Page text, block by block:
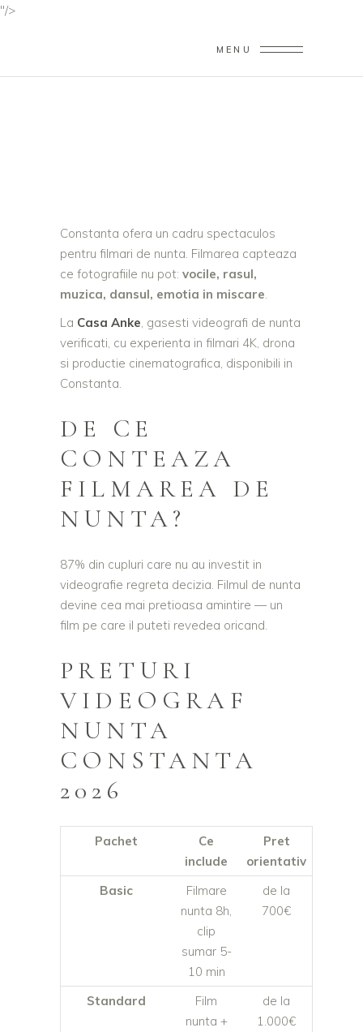
"/>
MENU
CONSTANTA —
Constanta ofera un cadru spectaculos
pentru filmari de nunta. Filmarea capteaza
ce fotografiile nu pot: vocile, rasul,
muzica, dansul, emotia in miscare.
La Casa Anke, gasesti videografi de nunta
verificati, cu experienta in filmari 4K, drona
si productie cinematografica, disponibili in
Constanta.
DE CE
CONTEAZA
FILMAREA DE
NUNTA?
87% din cupluri care nu au investit in
videografie regreta decizia. Filmul de nunta
devine cea mai pretioasa amintire — un
film pe care il puteti revedea oricand.
PRETURI
VIDEOGRAF
NUNTA
CONSTANTA
2026
Pachet
Ce
include
Pret
orientativ
Basic
Filmare
nunta 8h,
clip
sumar 5-
10 min
de la
700€
Standard
Film
nunta +
de la
1.000€